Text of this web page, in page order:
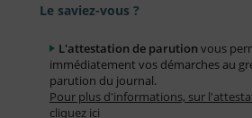
Le saviez-vous ?
L'attestation de parution vous
immédiatement vos démarches au
parution du journal.
Pour plus d'informations, sur
cliquez ici